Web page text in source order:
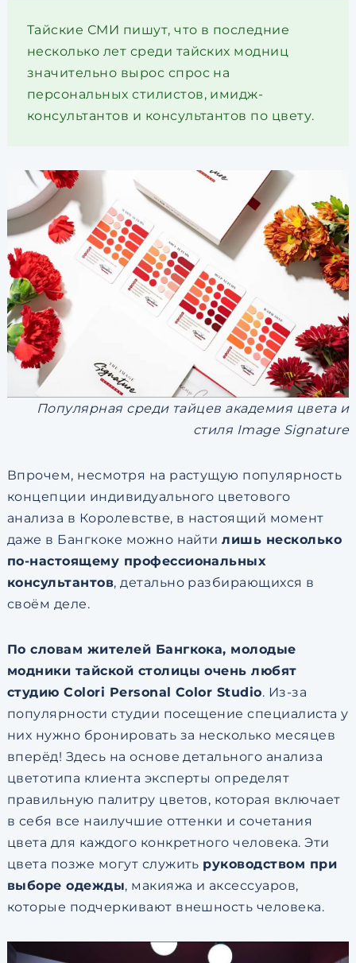
Тайские СМИ пишут, что в последние
несколько лет среди тайских модниц
значительно вырос спрос на
персональных стилистов, имидж-
консультантов и консультантов по цвету.
Популярная среди тайцев академия цвета и
стиля Image Signature
Впрочем, несмотря на растущую популярность
концепции индивидуального цветового
анализа в Королевстве, в настоящий момент
даже в Бангкоке можно найтилишь несколько
по-настоящему профессиональных
консультантов, детально разбирающихся в
своём деле.
По словам жителей Бангкока, молодые
модники тайской столицы очень любят
студию Colori Personal Color Studio. Из-за
популярности студии посещение специалиста у
них нужно бронировать за несколько месяцев
вперёд! Здесь на основе детального анализа
цветотипа клиента эксперты определят
правильную палитру цветов, которая включает
в себя все наилучшие оттенки и сочетания
цвета для каждого конкретного человека. Эти
цвета позже могут служить руководством при
выборе одежды, макияжа и аксессуаров,
которые подчеркивают внешность человека.